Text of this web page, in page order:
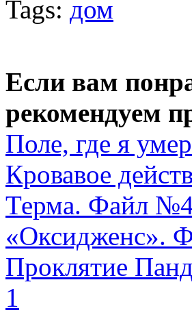
Tags: дом
Если вам
рекомендуем
Поле, где я
Кровавое
Терма. Файл
«Оксидженс».
Проклятие
1